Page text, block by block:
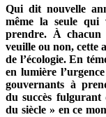
Qui dit nouvelle
même la seule qui
prendre. À chacun
veuille ou non, cette
de l’écologie. En
en lumière
gouvernants à
du succès
du siècle » en ce